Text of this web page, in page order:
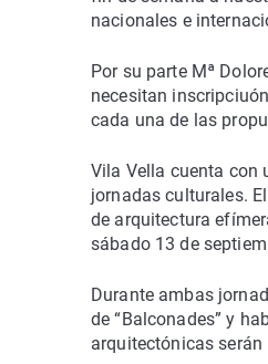
nacionales e
Por su parte Mª
necesitan
cada una de las
Vila Vella cuenta con
jornadas culturales.
de arquitectura
sábado 13 de
Durante ambas
de “Balconades” y
arquitectónicas